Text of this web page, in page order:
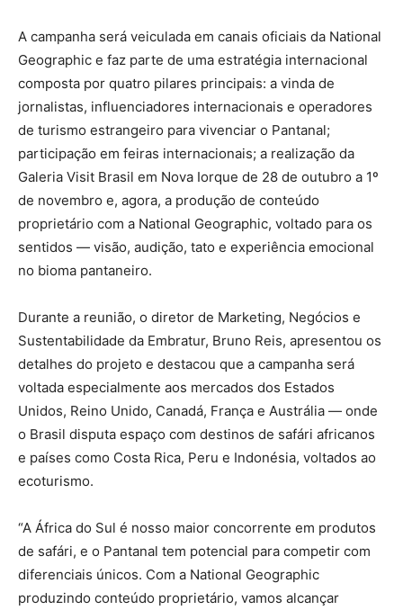
A campanha será veiculada em canais oficiais da National
Geographic e faz parte de uma estratégia internacional
composta por quatro pilares principais: a vinda de
jornalistas, influenciadores internacionais e operadores
de turismo estrangeiro para vivenciar o Pantanal;
participação em feiras internacionais; a realização da
Galeria Visit Brasil em Nova Iorque de 28 de outubro a 1º
de novembro e, agora, a produção de conteúdo
proprietário com a National Geographic, voltado para os
sentidos — visão, audição, tato e experiência emocional
no bioma pantaneiro.
Durante a reunião, o diretor de Marketing, Negócios e
Sustentabilidade da Embratur, Bruno Reis, apresentou os
detalhes do projeto e destacou que a campanha será
voltada especialmente aos mercados dos Estados
Unidos, Reino Unido, Canadá, França e Austrália — onde
o Brasil disputa espaço com destinos de safári africanos
e países como Costa Rica, Peru e Indonésia, voltados ao
ecoturismo.
“A África do Sul é nosso maior concorrente em produtos
de safári, e o Pantanal tem potencial para competir com
diferenciais únicos. Com a National Geographic
produzindo conteúdo proprietário, vamos alcançar